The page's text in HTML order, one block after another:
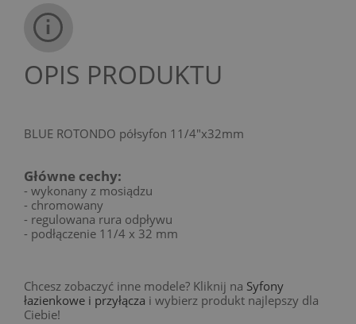
OPIS PRODUKTU
BLUE ROTONDO półsyfon 11/4"x32mm
Główne cechy:
- wykonany z mosiądzu
- chromowany
- regulowana rura odpływu
- podłączenie 11/4 x 32 mm
Chcesz zobaczyć inne modele? Kliknij na Syfony
łazienkowe i przyłącza i wybierz produkt najlepszy dla
Ciebie!